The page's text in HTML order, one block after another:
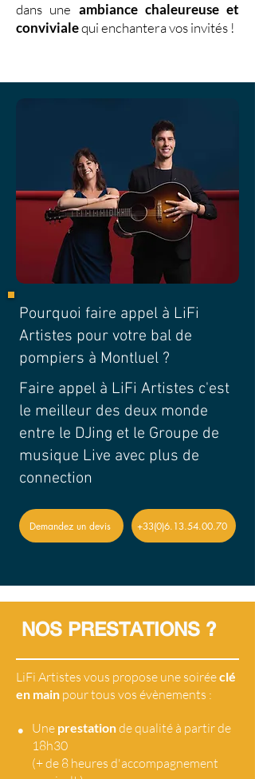
dans une ambiance chaleureuse et
convivialequi enchantera vos invités !
Pourquoi faire appel à LiFi
Artistes pour votre bal de
pompiers à Montluel ?
Faire appel à LiFi Artistes c'est
le meilleur des deux monde
entre le DJing et le Groupe de
musique Live avec plus de
connection
Demandez un devis +33(0)6.13.54.00.70
NOS PRESTATIONS ?
LiFi Artistes vous propose une soiréeclé
en main pour tous vos évènements :
• Une prestationde qualité à partir de
18h30
(+ de 8 heures d'accompagnement